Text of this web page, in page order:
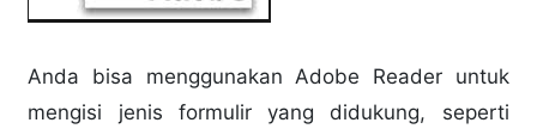
Anda bisa menggunakan Adobe Reader untuk
mengisi jenis formulir yang didukung, seperti